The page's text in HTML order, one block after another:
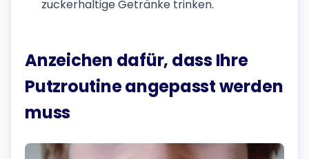
zuckerhaltige Getränke trinken.
Anzeichen dafür, dass Ihre
Putzroutine angepasst werden
muss